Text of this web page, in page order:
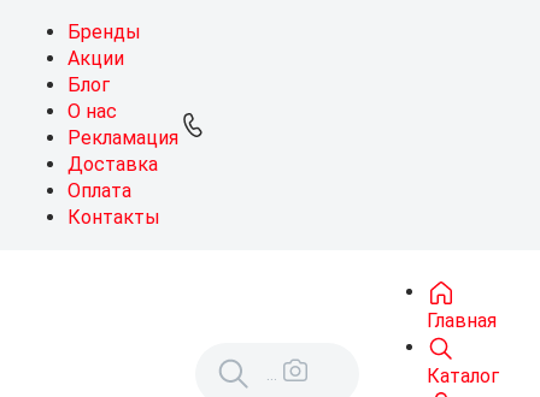
Бренды
Акции
Блог
О нас
Рекламация
Доставка
Оплата
Контакты
Главная
Каталог